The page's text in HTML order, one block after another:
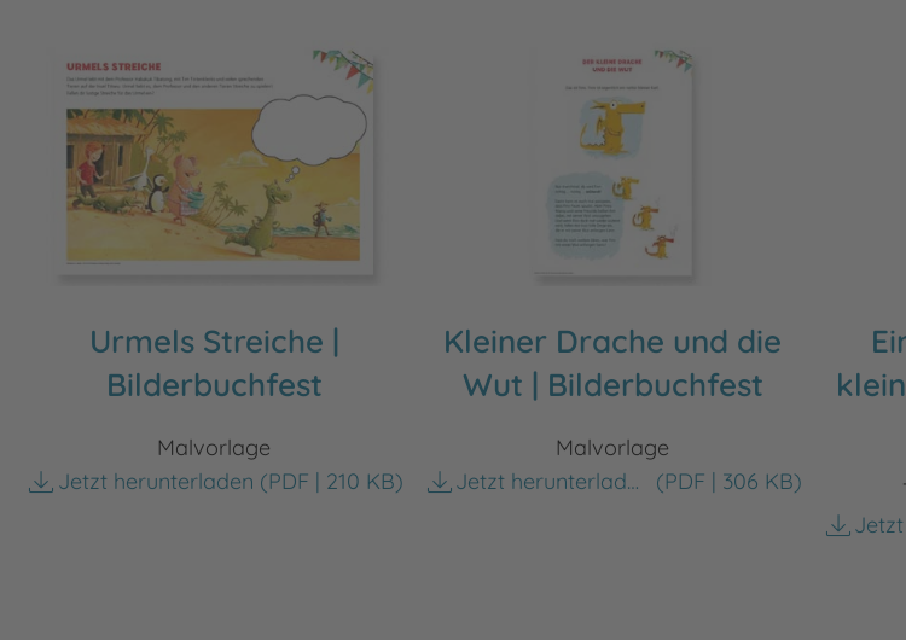
Urmels Streiche |
Bilderbuchfest
Malvorlage
Jetzt herunterladen (PDF | 210 KB)
Kleiner Drache und die
Wut | Bilderbuchfest
Malvorlage
Jetzt herunterladen
(PDF | 306 KB)